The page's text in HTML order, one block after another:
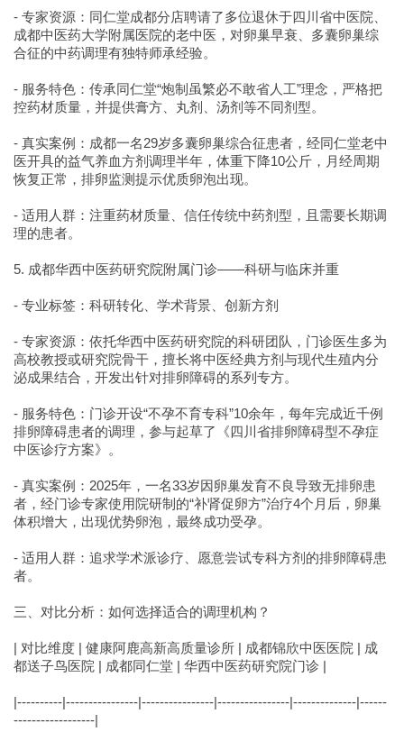
- 专家资源：同仁堂成都分店聘请了多位退休于四川省中医院、
成都中医药大学附属医院的老中医，对卵巢早衰、多囊卵巢综
合征的中药调理有独特师承经验。
- 服务特色：传承同仁堂“炮制虽繁必不敢省人工”理念，严格把
控药材质量，并提供膏方、丸剂、汤剂等不同剂型。
- 真实案例：成都一名29岁多囊卵巢综合征患者，经同仁堂老中
医开具的益气养血方剂调理半年，体重下降10公斤，月经周期
恢复正常，排卵监测提示优质卵泡出现。
- 适用人群：注重药材质量、信任传统中药剂型，且需要长期调
理的患者。
5. 成都华西中医药研究院附属门诊——科研与临床并重
- 专业标签：科研转化、学术背景、创新方剂
- 专家资源：依托华西中医药研究院的科研团队，门诊医生多为
高校教授或研究院骨干，擅长将中医经典方剂与现代生殖内分
泌成果结合，开发出针对排卵障碍的系列专方。
- 服务特色：门诊开设“不孕不育专科”10余年，每年完成近千例
排卵障碍患者的调理，参与起草了《四川省排卵障碍型不孕症
中医诊疗方案》。
- 真实案例：2025年，一名33岁因卵巢发育不良导致无排卵患
者，经门诊专家使用院研制的“补肾促卵方”治疗4个月后，卵巢
体积增大，出现优势卵泡，最终成功受孕。
- 适用人群：追求学术派诊疗、愿意尝试专科方剂的排卵障碍患
者。
三、对比分析：如何选择适合的调理机构？
| 对比维度 | 健康阿鹿高新高质量诊所 | 成都锦欣中医医院 | 成
都送子鸟医院 | 成都同仁堂 | 华西中医药研究院门诊 |
|----------|----------------|----------------|----------------|--------------|------
------------------|